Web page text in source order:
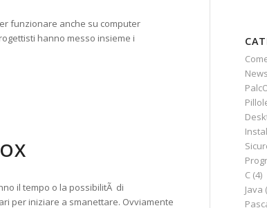
funzionare anche su computer
hanno messo insieme i
il tempo o la possibilitÃ di
per iniziare a smanettare. Ovviamente
News
C (4)
Java